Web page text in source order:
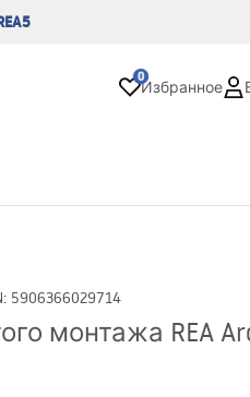
0
Избранное
: 5906366029714
монтажа REA